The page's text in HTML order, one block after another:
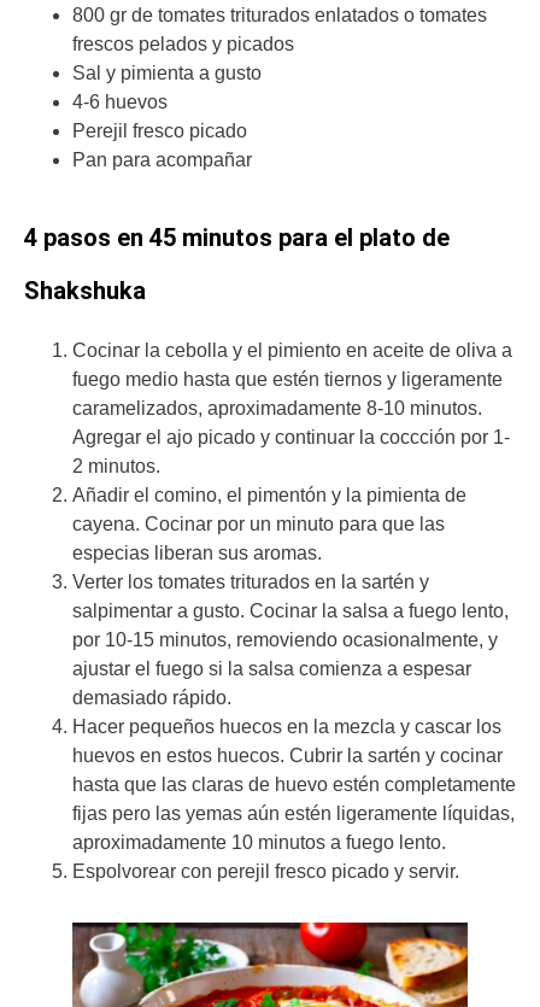
800 gr de tomates triturados enlatados o tomates
frescos pelados y picados
Sal y pimienta a gusto
4-6 huevos
Perejil fresco picado
Pan para acompañar
4 pasos en 45 minutos para el plato de
Shakshuka
Cocinar la cebolla y el pimiento en aceite de oliva a
fuego medio hasta que estén tiernos y ligeramente
caramelizados, aproximadamente 8-10 minutos.
Agregar el ajo picado y continuar la coccción por 1-
2 minutos.
Añadir el comino, el pimentón y la pimienta de
cayena. Cocinar por un minuto para que las
especias liberan sus aromas.
Verter los tomates triturados en la sartén y
salpimentar a gusto. Cocinar la salsa a fuego lento,
por 10-15 minutos, removiendo ocasionalmente, y
ajustar el fuego si la salsa comienza a espesar
demasiado rápido.
Hacer pequeños huecos en la mezcla y cascar los
huevos en estos huecos. Cubrir la sartén y cocinar
hasta que las claras de huevo estén completamente
fijas pero las yemas aún estén ligeramente líquidas,
aproximadamente 10 minutos a fuego lento.
Espolvorear con perejil fresco picado y servir.